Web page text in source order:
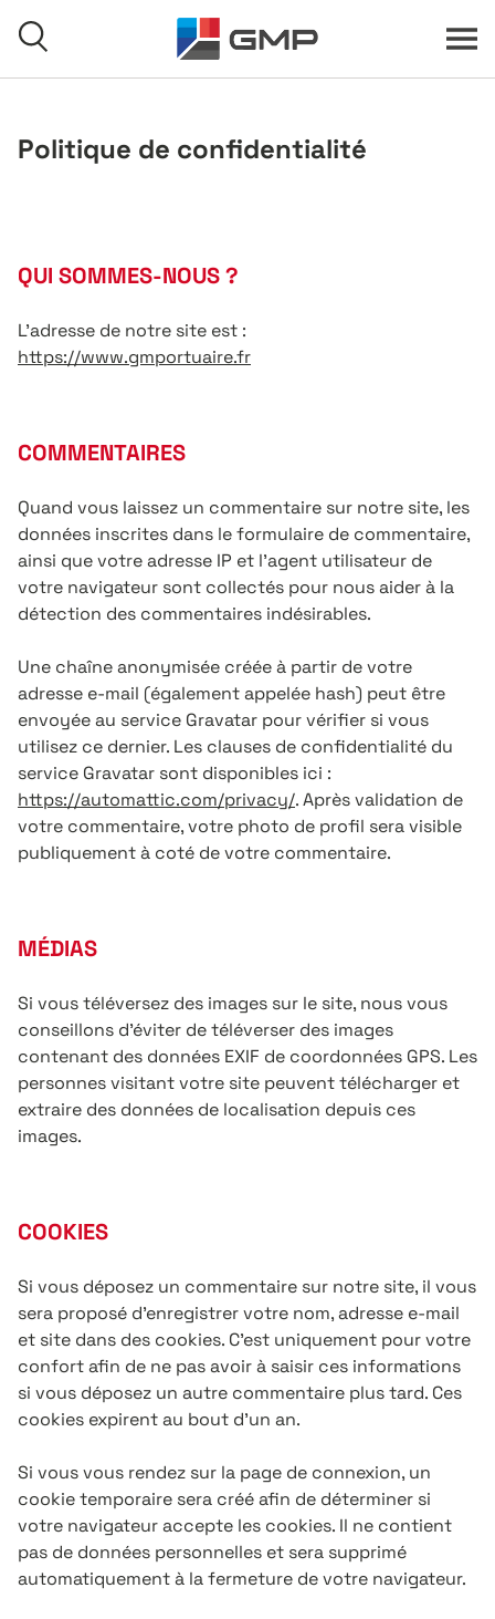
Politique de confidentialité
QUI SOMMES-NOUS ?
L’adresse de notre site est :
https://www.gmportuaire.fr
COMMENTAIRES
Quand vous laissez un commentaire sur notre site, les
données inscrites dans le formulaire de commentaire,
ainsi que votre adresse IP et l’agent utilisateur de
votre navigateur sont collectés pour nous aider à la
détection des commentaires indésirables.
Une chaîne anonymisée créée à partir de votre
adresse e-mail (également appelée hash) peut être
envoyée au service Gravatar pour vérifier si vous
utilisez ce dernier. Les clauses de confidentialité du
service Gravatar sont disponibles ici :
https://automattic.com/privacy/. Après validation de
votre commentaire, votre photo de profil sera visible
publiquement à coté de votre commentaire.
MÉDIAS
Si vous téléversez des images sur le site, nous vous
conseillons d’éviter de téléverser des images
contenant des données EXIF de coordonnées GPS. Les
personnes visitant votre site peuvent télécharger et
extraire des données de localisation depuis ces
images.
COOKIES
Si vous déposez un commentaire sur notre site, il vous
sera proposé d’enregistrer votre nom, adresse e-mail
et site dans des cookies. C’est uniquement pour votre
confort afin de ne pas avoir à saisir ces informations
si vous déposez un autre commentaire plus tard. Ces
cookies expirent au bout d’un an.
Si vous vous rendez sur la page de connexion, un
cookie temporaire sera créé afin de déterminer si
votre navigateur accepte les cookies. Il ne contient
pas de données personnelles et sera supprimé
automatiquement à la fermeture de votre navigateur.